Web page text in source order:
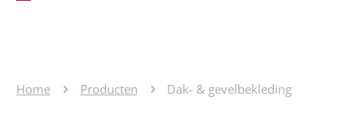
Home Producten Dak- & gevelbekleding